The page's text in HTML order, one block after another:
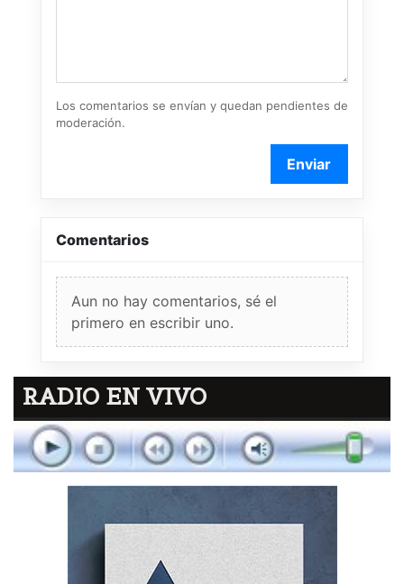
Los comentarios se envían y quedan pendientes de
moderación.
Enviar
Comentarios
Aun no hay comentarios, sé el
primero en escribir uno.
RADIO EN VIVO